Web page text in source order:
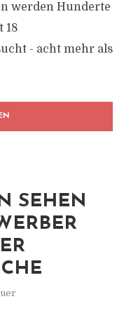
werden Hunderte
18
- acht mehr als
SEHEN
E